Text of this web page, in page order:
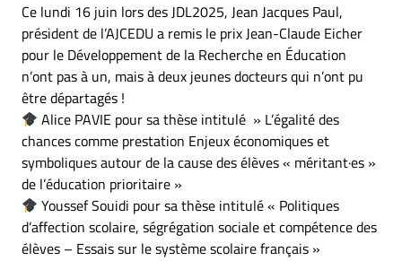
Ce lundi 16 juin lors des JDL2025, Jean Jacques Paul,
président de l’AJCEDU a remis le prix Jean-Claude Eicher
pour le Développement de la Recherche en Éducation
n’ont pas à un, mais à deux jeunes docteurs qui n’ont pu
être départagés !
Alice PAVIE pour sa thèse intitulé » L’égalité des
chances comme prestation Enjeux économiques et
symboliques autour de la cause des élèves « méritant·es »
de l’éducation prioritaire »
Youssef Souidi pour sa thèse intitulé « Politiques
d’affection scolaire, ségrégation sociale et compétence des
élèves – Essais sur le système scolaire français »